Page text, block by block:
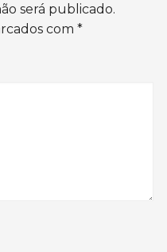
será publicado.
com*